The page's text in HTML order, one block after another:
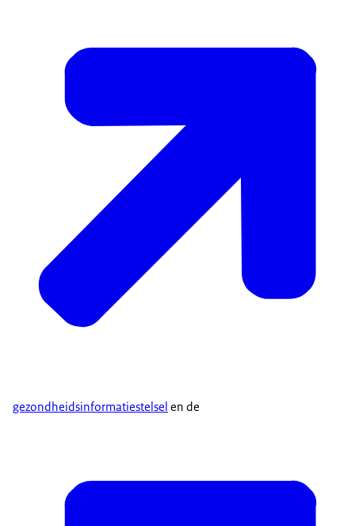
gezondheidsinformatiestelsel en de